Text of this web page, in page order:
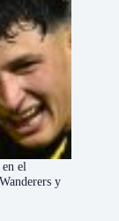
el
y